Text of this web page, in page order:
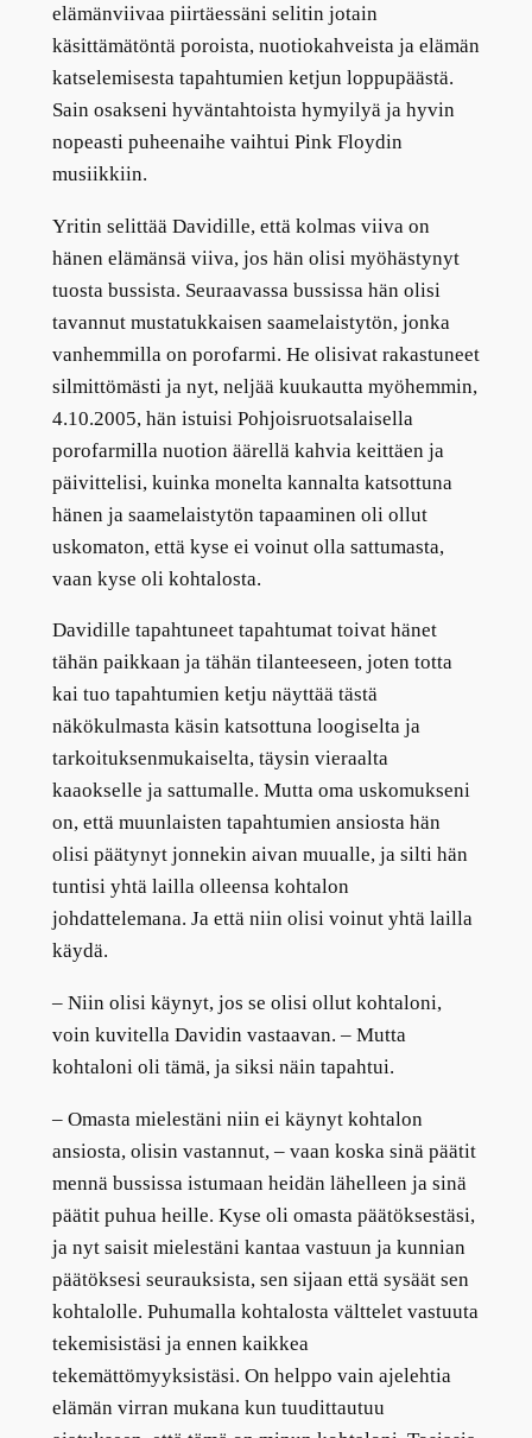
elämänviivaa piirtäessäni selitin jotain
käsittämätöntä poroista, nuotiokahveista ja elämän
katselemisesta tapahtumien ketjun loppupäästä.
Sain osakseni hyväntahtoista hymyilyä ja hyvin
nopeasti puheenaihe vaihtui Pink Floydin
musiikkiin.
Yritin selittää Davidille, että kolmas viiva on
hänen elämänsä viiva, jos hän olisi myöhästynyt
tuosta bussista. Seuraavassa bussissa hän olisi
tavannut mustatukkaisen saamelaistytön, jonka
vanhemmilla on porofarmi. He olisivat rakastuneet
silmittömästi ja nyt, neljää kuukautta myöhemmin,
4.10.2005, hän istuisi Pohjoisruotsalaisella
porofarmilla nuotion äärellä kahvia keittäen ja
päivittelisi, kuinka monelta kannalta katsottuna
hänen ja saamelaistytön tapaaminen oli ollut
uskomaton, että kyse ei voinut olla sattumasta,
vaan kyse oli kohtalosta.
Davidille tapahtuneet tapahtumat toivat hänet
tähän paikkaan ja tähän tilanteeseen, joten totta
kai tuo tapahtumien ketju näyttää tästä
näkökulmasta käsin katsottuna loogiselta ja
tarkoituksenmukaiselta, täysin vieraalta
kaaokselle ja sattumalle. Mutta oma uskomukseni
on, että muunlaisten tapahtumien ansiosta hän
olisi päätynyt jonnekin aivan muualle, ja silti hän
tuntisi yhtä lailla olleensa kohtalon
johdattelemana. Ja että niin olisi voinut yhtä lailla
käydä.
–Niin olisi käynyt, jos se olisi ollut kohtaloni,
voin kuvitella Davidin vastaavan. –Mutta
kohtaloni oli tämä, ja siksi näin tapahtui.
–Omasta mielestäni niin ei käynyt kohtalon
ansiosta, olisin vastannut, –vaan koska sinä päätit
mennä bussissa istumaan heidän lähelleen ja sinä
päätit puhua heille. Kyse oli omasta päätöksestäsi,
ja nyt saisit mielestäni kantaa vastuun ja kunnian
päätöksesi seurauksista, sen sijaan että sysäät sen
kohtalolle. Puhumalla kohtalosta välttelet vastuuta
tekemisistäsi ja ennen kaikkea
tekemättömyyksistäsi. On helppo vain ajelehtia
elämän virran mukana kun tuudittautuu